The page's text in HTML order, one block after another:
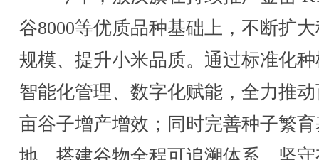
谷8000等优质品种基础上，不断扩
规模、提升小米品质。通过标准化
智能化管理、数字化赋能，全力推
亩谷子增产增效；同时完善种子繁